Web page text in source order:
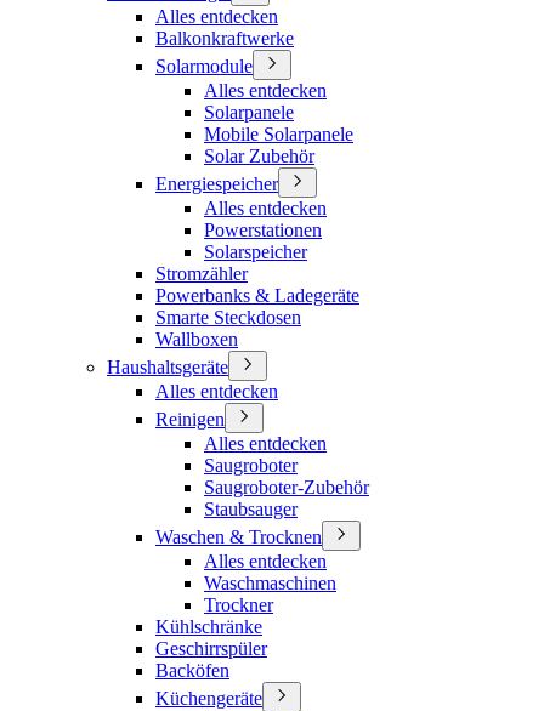
Alles entdecken
Balkonkraftwerke
Solarmodule
Alles entdecken
Solarpanele
Mobile Solarpanele
Solar Zubehör
Energiespeicher
Alles entdecken
Powerstationen
Solarspeicher
Stromzähler
Powerbanks & Ladegeräte
Smarte Steckdosen
Wallboxen
Haushaltsgeräte
Alles entdecken
Reinigen
Alles entdecken
Saugroboter
Saugroboter-Zubehör
Staubsauger
Waschen & Trocknen
Alles entdecken
Waschmaschinen
Trockner
Kühlschränke
Geschirrspüler
Backöfen
Küchengeräte